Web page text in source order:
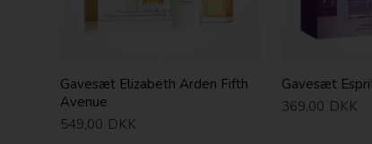
Gavesæt Elizabeth Arden Fifth
Avenue
549,00 DKK
Gavesæt
369,00 DKK